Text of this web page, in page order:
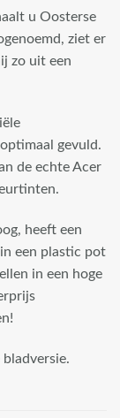
u Oosterse
ziet er
zo uit een
gevuld.
de echte Acer
heeft een
een plastic pot
in een hoge
bladversie.